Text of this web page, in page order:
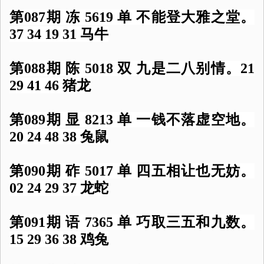
第087期 冻 5619 单 不能登大雅之堂。
37 34 19 31 马牛
第088期 陈 5018 双 九是二八别情。21
29 41 46 猪龙
第089期 显 8213 单 一钱不落虚空地。
20 24 48 38 兔鼠
第090期 砟 5017 单 四五相让也无妨。
02 24 29 37 龙蛇
第091期 语 7365 单 巧取三五和九数。
15 29 36 38 鸡兔